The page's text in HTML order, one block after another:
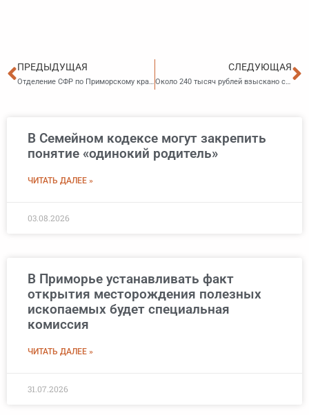
Пред
ПРЕДЫДУЩАЯ
Отделение СФР по Приморскому краю в два раза сократило сроки рассмотрения заявлений о распоряжении маткапиталом
СЛЕДУЮЩАЯ
Около 240 тысяч рублей взыскано с управляющей компании в пользу жительницы Приморья
В Семейном кодексе могут закрепить
понятие «одинокий родитель»
ЧИТАТЬ ДАЛЕЕ »
03.08.2026
В Приморье устанавливать факт
открытия месторождения полезных
ископаемых будет специальная
комиссия
ЧИТАТЬ ДАЛЕЕ »
31.07.2026